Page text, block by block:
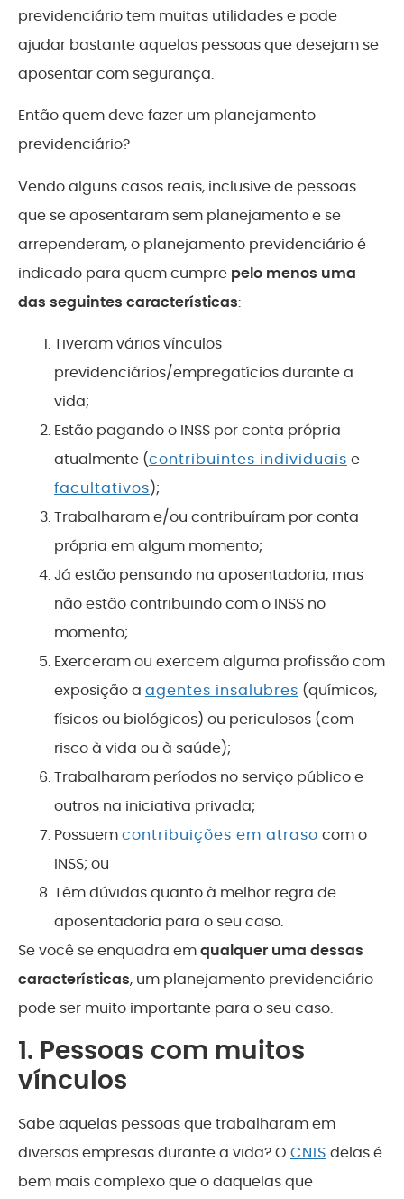
previdenciário tem muitas utilidades e pode
ajudar bastante aquelas pessoas que desejam se
aposentar com segurança.
Então quem deve fazer um planejamento
previdenciário?
Vendo alguns casos reais, inclusive de pessoas
que se aposentaram sem planejamento e se
arrependeram, o planejamento previdenciário é
indicado para quem cumpre pelo menos uma
das seguintes características:
Tiveram vários vínculos
previdenciários/empregatícios durante a
vida;
Estão pagando o INSS por conta própria
atualmente (contribuintes individuais e
facultativos);
Trabalharam e/ou contribuíram por conta
própria em algum momento;
Já estão pensando na aposentadoria, mas
não estão contribuindo com o INSS no
momento;
Exerceram ou exercem alguma profissão com
exposição a agentes insalubres (químicos,
físicos ou biológicos) ou periculosos (com
risco à vida ou à saúde);
Trabalharam períodos no serviço público e
outros na iniciativa privada;
Possuemcontribuições em atraso com o
INSS; ou
Têm dúvidas quanto à melhor regra de
aposentadoria para o seu caso.
Se você se enquadra emqualquer uma dessas
características, um planejamento previdenciário
pode ser muito importante para o seu caso.
1. Pessoas com muitos
vínculos
Sabe aquelas pessoas que trabalharam em
diversas empresas durante a vida? O CNIS delas é
bem mais complexo que o daquelas que